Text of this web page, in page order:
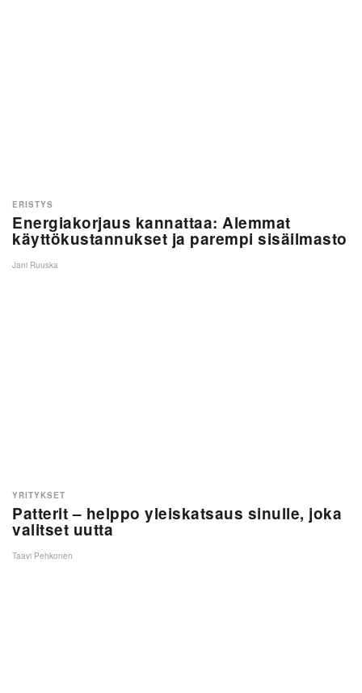
Energiakorjaus kannattaa: Alemmat
käyttökustannukset ja parempi sisäilmasto
ERISTYS
Jani Ruuska
Patterit – helppo yleiskatsaus sinulle, joka
valitset uutta
YRITYKSET
Taavi Pehkonen